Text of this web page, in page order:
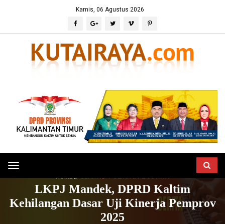
Kamis, 06 Agustus 2026
Toggle
navigation
LKPJ Mandek, DPRD Kaltim
Kehilangan Dasar Uji Kinerja Pemprov
2025